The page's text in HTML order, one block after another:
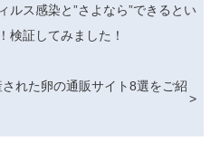
ルス感染と”さよなら”できるとい
検証してみました！
れた卵の通販サイト8選をご紹
>